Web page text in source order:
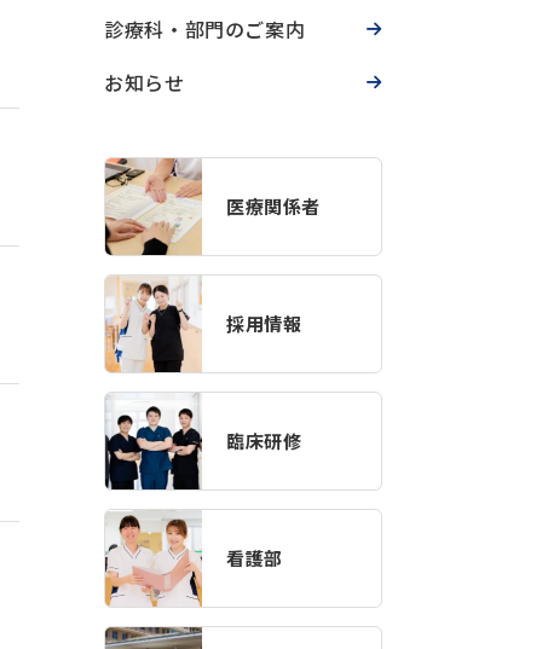
診療科・部門のご案内
お知らせ
医療関係者
採用情報
臨床研修
看護部